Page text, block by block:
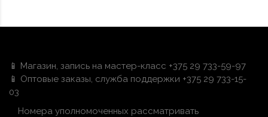
📱 Магазин, запись на мастер-класс +375 29 733-59-97
📱 Оптовые заказы, служба поддержки +375 29 733-15-
03
Номера уполномоченных рассматривать